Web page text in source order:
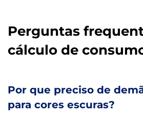
Perguntas
cálculo de
Por que preciso de
para cores escuras?